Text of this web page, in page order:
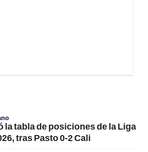
la tabla de posiciones de la Liga
tras Pasto 0-2 Cali